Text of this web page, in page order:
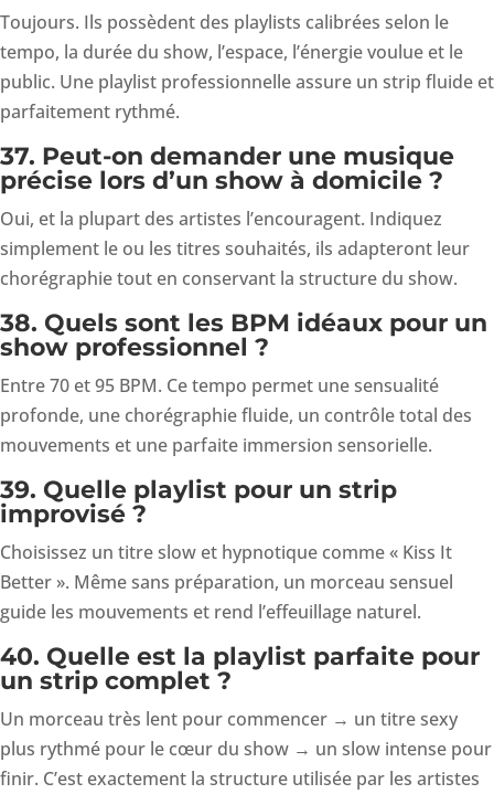
Toujours. Ils possèdent des playlists calibrées selon le
tempo, la durée du show, l’espace, l’énergie voulue et le
public. Une playlist professionnelle assure un strip fluide et
parfaitement rythmé.
37. Peut-on demander une musique
précise lors d’un show à domicile ?
Oui, et la plupart des artistes l’encouragent. Indiquez
simplement le ou les titres souhaités, ils adapteront leur
chorégraphie tout en conservant la structure du show.
38. Quels sont les BPM idéaux pour un
show professionnel ?
Entre 70 et 95 BPM. Ce tempo permet une sensualité
profonde, une chorégraphie fluide, un contrôle total des
mouvements et une parfaite immersion sensorielle.
39. Quelle playlist pour un strip
improvisé ?
Choisissez un titre slow et hypnotique comme « Kiss It
Better ». Même sans préparation, un morceau sensuel
guide les mouvements et rend l’effeuillage naturel.
40. Quelle est la playlist parfaite pour
un strip complet ?
Un morceau très lent pour commencer → un titre sexy
plus rythmé pour le cœur du show → un slow intense pour
finir. C’est exactement la structure utilisée par les artistes